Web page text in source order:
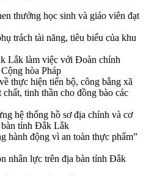
thưởng học sinh và giáo viên đạt
trách tài năng, tiêu biểu của khu
Lắk làm việc với Đoàn chính
hòa Pháp
thực hiện tiến bộ, công bằng xã
tinh thần cho đồng bào các
hệ thống hồ sơ địa chính và cơ
bàn tỉnh Đắk Lắk
hành động vì an toàn thực phẩm”
nhân lực trên địa bàn tỉnh Đắk